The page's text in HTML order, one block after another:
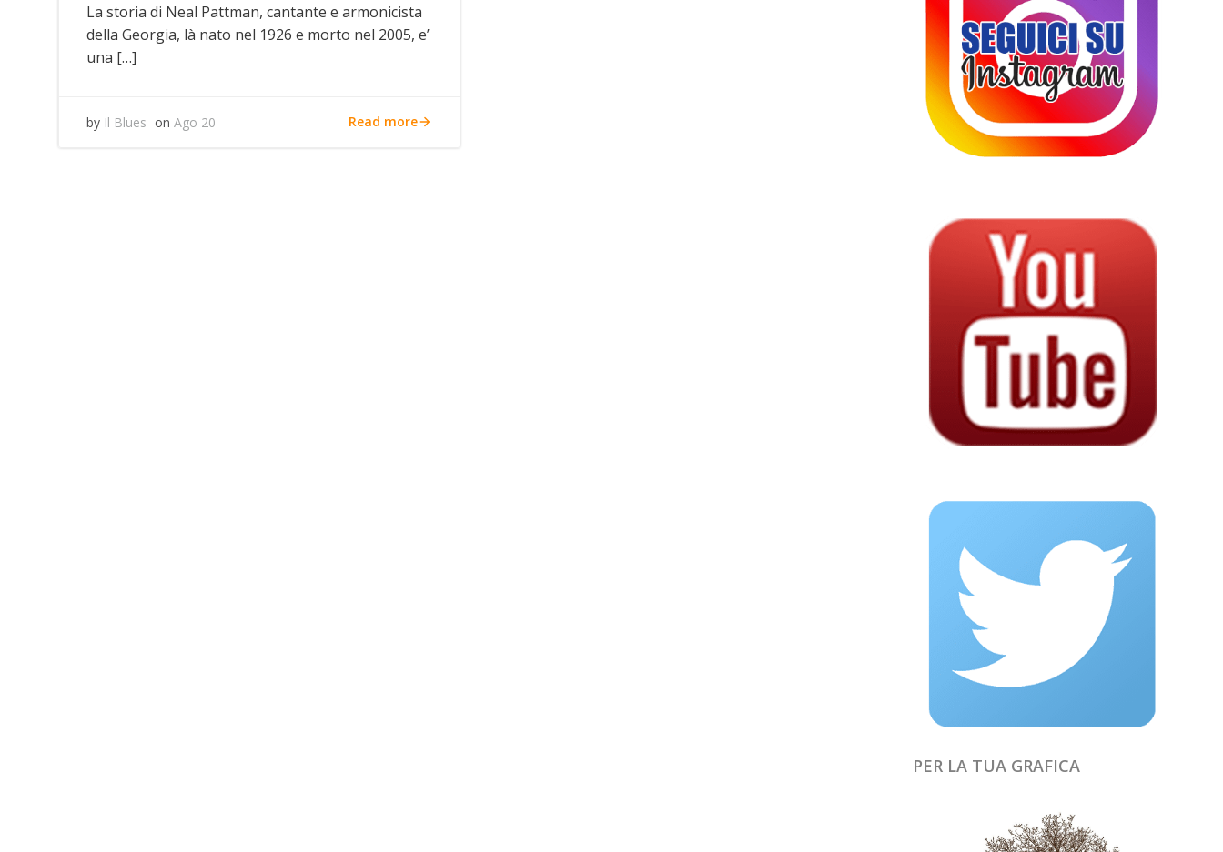
La storia di Neal Pattman, cantante e armonicista
della Georgia, là nato nel 1926 e morto nel 2005, e’
una […]
by Il Blues on Ago 20 Read more
PER LA TUA GRAFICA